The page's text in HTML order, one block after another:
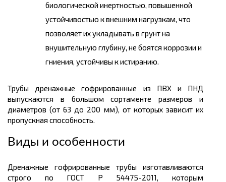
биологической инертностью, повышенной
устойчивостью к внешним нагрузкам, что
позволяет их укладывать в грунт на
внушительную глубину, не боятся коррозии и
гниения, устойчивы к истиранию.
Трубы дренажные гофрированные из ПВХ и ПНД
выпускаются в большомсортаментеразмеров и
диаметров(от 63 до 200 мм), от которых зависит их
пропускная способность.
Виды и особенности
Дренажные гофрированные трубы изготавливаются
строго по ГОСТ Р 54475-2011, которым